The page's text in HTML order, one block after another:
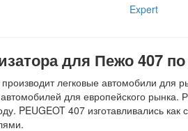
Expert
для Пежо 407
легковые автомобили
для европейского
PEUGEOT 407 изготавливались